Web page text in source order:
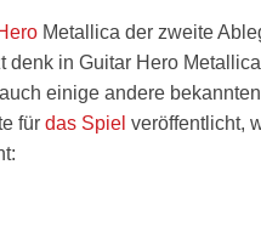
Metallica der zweite
denk in Guitar Hero
einige andere
für das Spiel veröffentlicht,